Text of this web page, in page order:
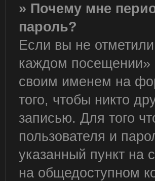
» Почему мне
пароль?
Если вы не
каждом посещении»
своим именем на
того, чтобы никто
записью. Для того
пользователя и
указанный пункт на
на общедоступном